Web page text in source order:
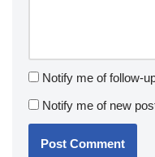
Notify me of follow-
Notify me of new